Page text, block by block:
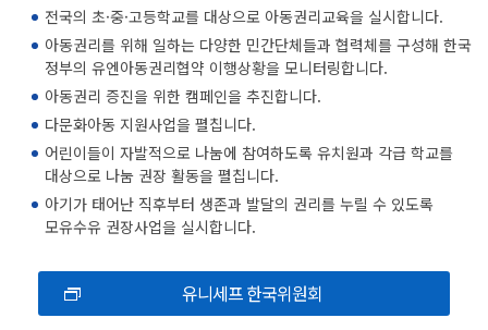
전국의 초·중·고등학교를 대상으로 아동권리교육을 실시합니다.
아동권리를 위해 일하는 다양한 민간단체들과 협력체를 구성해 한국
정부의 유엔아동권리협약 이행상황을 모니터링합니다.
아동권리 증진을 위한 캠페인을 추진합니다.
다문화아동 지원사업을 펼칩니다.
어린이들이 자발적으로 나눔에 참여하도록 유치원과 각급 학교를
대상으로 나눔 권장 활동을 펼칩니다.
아기가 태어난 직후부터 생존과 발달의 권리를 누릴 수 있도록
모유수유 권장사업을 실시합니다.
유니세프 한국위원회